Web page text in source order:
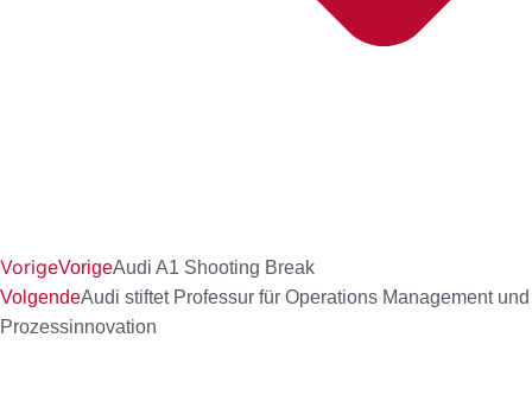
VorigeVorigeAudi A1 Shooting Break
VolgendeAudi stiftet Professur für Operations Management und
Prozessinnovation